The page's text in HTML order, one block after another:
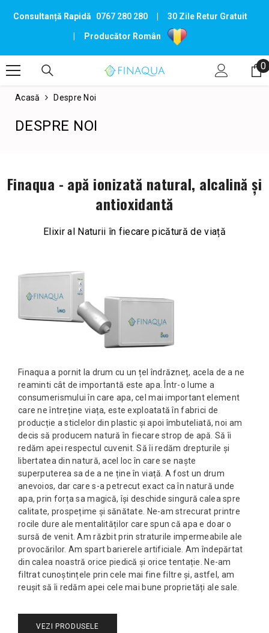
Consultanță Rapidă 0767 280 280 30 Zile Retur Gratuit
Producător Român
00
Acasă Despre Noi
DESPRE NOI
Finaqua - apă ionizată natural, alcalină și
antioxidantă
Elixir al Naturii în fiecare picătură de viață
Finaqua a pornit la drum cu un țel îndrăzneț, acela de a ne
reaminti cât de importantă este apa. Într-o lume a
consumerismului în care apa, cel mai important element
care ne întreține viața, este exploatată în fabrici de
producție a sticlelor din plastic și apoi îmbuteliată, noi am
decis să producem natură în fiecare strop de apă. Să îi
redăm apei respectul cuvenit. Să îi redăm drepturile și
libertatea din natură, acel loc în care se naște
superputerea sa de a ne ține în viață. A fost un drum
anevoios, dar care s-a petrecut exact ca în natură unde
apa, prin forța sa magică, își deschide singură calea spre
calitate, prospețime și sănătate. Ne-am strecurat printre
rocile dure ale mentalităților care spun că apa e doar o
sursă de venit. Am răzbit prin straturile impermeabile ale
provocărilor. Am spart barierele artificiale. Am îndepărtat
din calea noastră orice piedică și orice tentație. Ne-am
filtrat cunoștințele prin cele mai fine filtre și, astfel, am
reușit să îi redăm apei cele mai bune proprietăți ale sale.
VEZI PRODUSELE